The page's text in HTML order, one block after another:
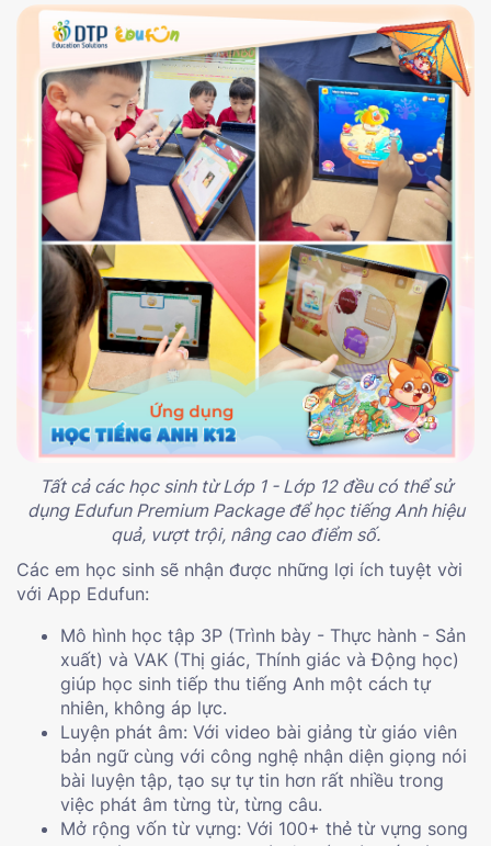
Tất cả các học sinh từ Lớp 1 - Lớp 12 đều có thể sử
dụng Edufun Premium Package để học tiếng Anh hiệu
quả, vượt trội, nâng cao điểm số.
Các em học sinh sẽ nhận được những lợi ích tuyệt vời
với App Edufun:
Mô hình học tập 3P (Trình bày - Thực hành - Sản
xuất) và VAK (Thị giác, Thính giác và Động học)
giúp học sinh tiếp thu tiếng Anh một cách tự
nhiên, không áp lực.
Luyện phát âm: Với video bài giảng từ giáo viên
bản ngữ cùng với công nghệ nhận diện giọng nói
bài luyện tập, tạo sự tự tin hơn rất nhiều trong
việc phát âm từng từ, từng câu.
Mở rộng vốn từ vựng: Với 100+ thẻ từ vựng song